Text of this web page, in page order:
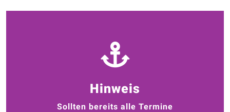
Hinweis
Sollten bereits alle Termine